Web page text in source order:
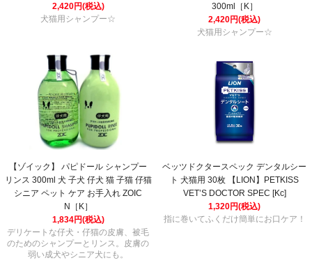
2,420円(税込)
犬猫用シャンプー☆
300ml［K］
2,420円(税込)
犬猫用シャンプー☆
【ゾイック】 パピドール シャンプー
リンス 300ml 犬 子犬 仔犬 猫 子猫 仔猫
シニア ペット ケア お手入れ ZOIC
N［K］
1,834円(税込)
デリケートな仔犬・仔猫の皮膚、被毛
のためのシャンプーとリンス。皮膚の
弱い成犬やシニア犬にも。
ベッツドクタースペック デンタルシー
ト 犬猫用 30枚 【LION】PETKISS
VET’S DOCTOR SPEC [Kc]
1,320円(税込)
指に巻いてふくだけ簡単にお口ケア！